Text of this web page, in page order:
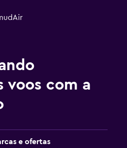
voos com a
e ofertas